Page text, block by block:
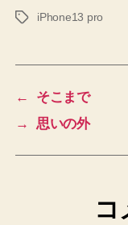
タ
iPhone13 pro
←
そこまで
→
思いの外
コ